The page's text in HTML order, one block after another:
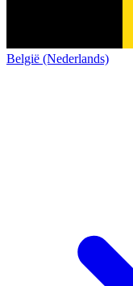
België (Nederlands)